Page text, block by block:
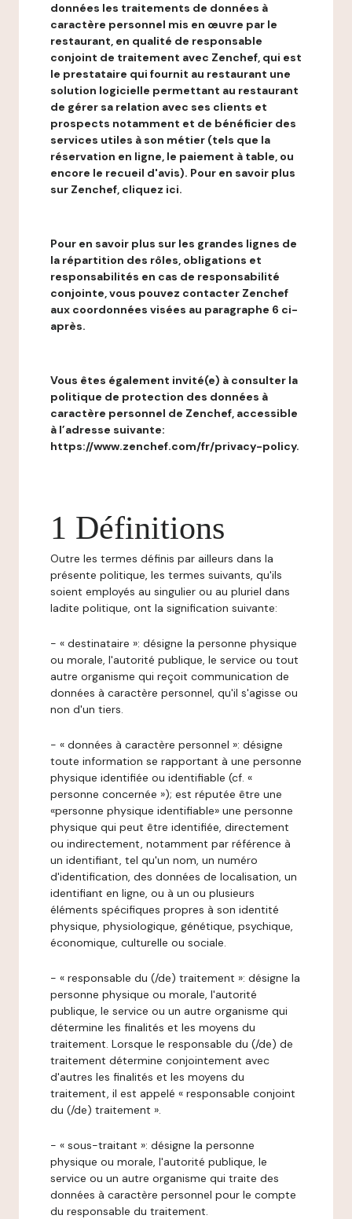
données les traitements de données à
caractère personnel mis en œuvre par le
restaurant, en qualité de responsable
conjoint de traitement avec Zenchef, qui est
le prestataire qui fournit au restaurant une
solution logicielle permettant au restaurant
de gérer sa relation avec ses clients et
prospects notamment et de bénéficier des
services utiles à son métier (tels que la
réservation en ligne, le paiement à table, ou
encore le recueil d'avis). Pour en savoir plus
sur Zenchef, cliquez ici.
Pour en savoir plus sur les grandes lignes de
la répartition des rôles, obligations et
responsabilités en cas de responsabilité
conjointe, vous pouvez contacter Zenchef
aux coordonnées visées au paragraphe 6 ci-
après.
Vous êtes également invité(e) à consulter la
politique de protection des données à
caractère personnel de Zenchef, accessible
à l’adresse suivante:
https://www.zenchef.com/fr/privacy-policy.
1 Définitions
Outre les termes définis par ailleurs dans la
présente politique, les termes suivants, qu'ils
soient employés au singulier ou au pluriel dans
ladite politique, ont la signification suivante:
- « destinataire »: désigne la personne physique
ou morale, l'autorité publique, le service ou tout
autre organisme qui reçoit communication de
données à caractère personnel, qu'il s'agisse ou
non d'un tiers.
- « données à caractère personnel »: désigne
toute information se rapportant à une personne
physique identifiée ou identifiable (cf. «
personne concernée »); est réputée être une
«personne physique identifiable» une personne
physique qui peut être identifiée, directement
ou indirectement, notamment par référence à
un identifiant, tel qu'un nom, un numéro
d'identification, des données de localisation, un
identifiant en ligne, ou à un ou plusieurs
éléments spécifiques propres à son identité
physique, physiologique, génétique, psychique,
économique, culturelle ou sociale.
- « responsable du (/de) traitement »: désigne la
personne physique ou morale, l'autorité
publique, le service ou un autre organisme qui
détermine les finalités et les moyens du
traitement. Lorsque le responsable du (/de) de
traitement détermine conjointement avec
d'autres les finalités et les moyens du
traitement, il est appelé « responsable conjoint
du (/de) traitement ».
- « sous-traitant »: désigne la personne
physique ou morale, l'autorité publique, le
service ou un autre organisme qui traite des
données à caractère personnel pour le compte
du responsable du traitement.